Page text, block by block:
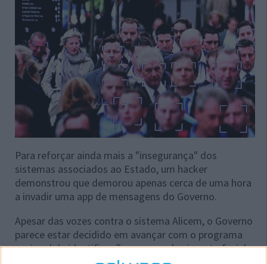
Para reforçar ainda mais a "insegurança" dos
sistemas associados ao Estado, um hacker
demonstrou que demorou apenas cerca de uma hora
a invadir uma app de mensagens do Governo.
Apesar das vozes contra o sistema Alicem, o Governo
parece estar decidido em avançar com o programa
nacional de identificação por reconhecimento facial,